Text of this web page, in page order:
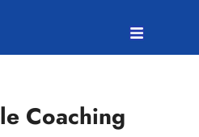
Coaching